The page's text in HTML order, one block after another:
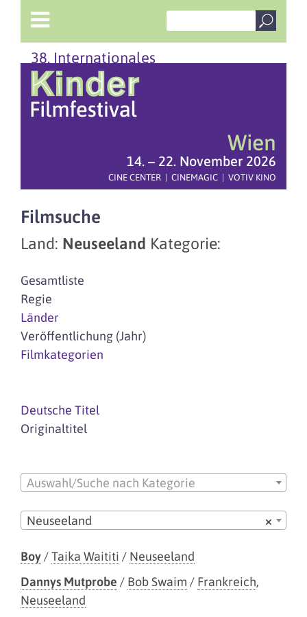
38. Internationales
Wien
14. – 22. November 2026
CINE CENTER | CINEMAGIC | VOTIV KINO
Filmsuche
Land: Neuseeland Kategorie:
Gesamtliste
Regie
Länder
Veröffentlichung (Jahr)
Filmkategorien
Deutsche Titel
Originaltitel
Auswahl/Suche nach Kategorie
×
Neuseeland
Boy/Taika Waititi / Neuseeland
Dannys Mutprobe / Bob Swaim / Frankreich,
Neuseeland